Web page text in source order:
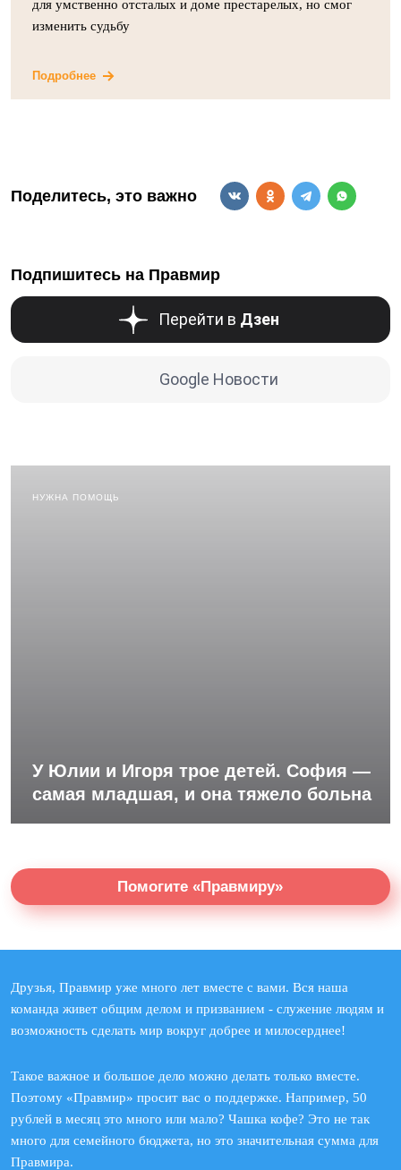
для умственно отсталых и доме престарелых, но смог
изменить судьбу
Подробнее
Поделитесь, это важно
Подпишитесь на Правмир
Перейти в Дзен
Google Новости
НУЖНА ПОМОЩЬ
У Юлии и Игоря трое детей. София —
самая младшая, и она тяжело больна
Помогите «Правмиру»
Друзья, Правмир уже много лет вместе с вами. Вся наша
команда живет общим делом и призванием - служение людям и
возможность сделать мир вокруг добрее и милосерднее!
Такое важное и большое дело можно делать только вместе.
Поэтому «Правмир» просит вас о поддержке. Например, 50
рублей в месяц это много или мало? Чашка кофе? Это не так
много для семейного бюджета, но это значительная сумма для
Правмира.